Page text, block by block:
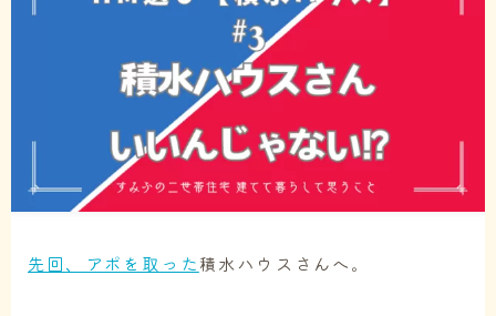
先回、アポを取った積水ハウスさんへ。